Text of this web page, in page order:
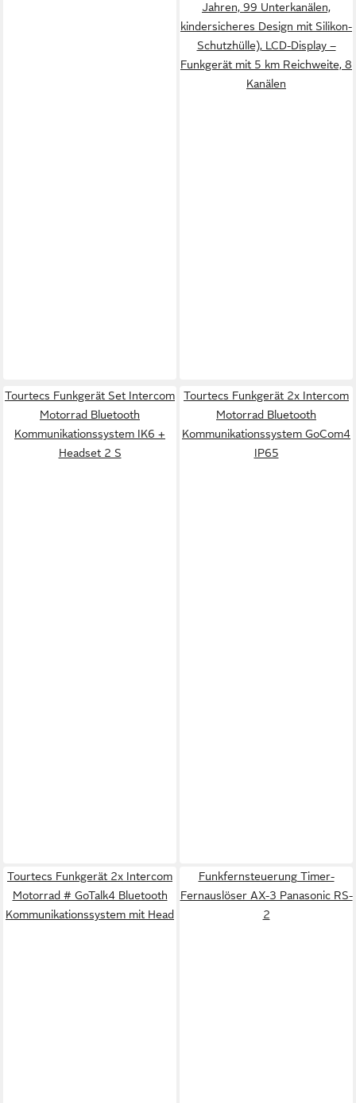
Jahren, 99 Unterkanälen,
kindersicheres Design mit Silikon-
Schutzhülle), LCD-Display –
Funkgerät mit 5 km Reichweite, 8
Kanälen
Tourtecs Funkgerät Set Intercom
Motorrad Bluetooth
Kommunikationssystem IK6 +
Headset 2 S
Tourtecs Funkgerät 2x Intercom
Motorrad Bluetooth
Kommunikationssystem GoCom4
IP65
Tourtecs Funkgerät 2x Intercom
Motorrad # GoTalk4 Bluetooth
Kommunikationssystem mit Head
Funkfernsteuerung Timer-
Fernauslöser AX-3 Panasonic RS-
2